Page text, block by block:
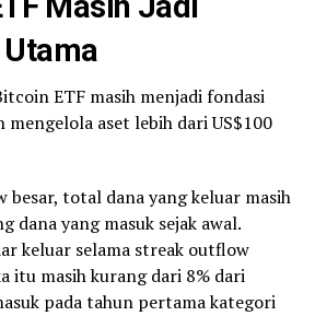
ETF masih menjadi fondasi
aset lebih dari US$100
besar, total dana yang keluar masih
dana yang masuk sejak awal.
keluar selama streak outflow
itu masih kurang dari 8% dari
pada tahun pertama kategori